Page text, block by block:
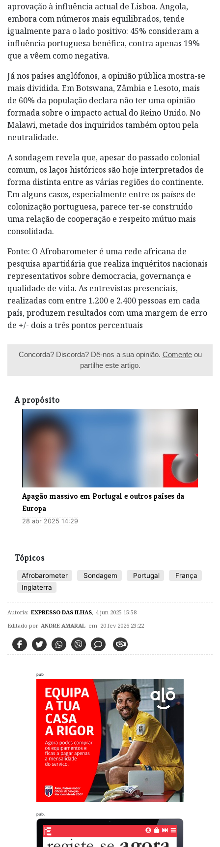
aprovação à influência actual de Lisboa. Angola,
embora com números mais equilibrados, tende
igualmente para o lado positivo: 45% consideram a
influência portuguesa benéfica, contra apenas 19%
que a vêem como negativa.
Já nos países anglófonos, a opinião pública mostra-se
mais dividida. Em Botswana, Zâmbia e Lesoto, mais
de 60% da população declara não ter uma opinião
formada sobre o impacto actual do Reino Unido. No
Malawi, metade dos inquiridos também optou pela
neutralidade.
A sondagem revela que, apesar do passado colonial
comum, os laços históricos são hoje interpretados de
forma distinta entre as várias regiões do continente.
Em alguns casos, especialmente entre os países de
colonização portuguesa, parece ter-se construído
uma relação de cooperação e respeito mútuo mais
consolidada.
Fonte: O Afrobarometer é uma rede africana de
pesquisa apartidária que realiza inquéritos nacionais
representativos sobre democracia, governança e
qualidade de vida. As entrevistas presenciais,
realizadas com entre 1.200 e 2.400 pessoas em cada
país, produzem resultados com uma margem de erro
de +/- dois a três pontos percentuais
Concorda? Discorda? Dê-nos a sua opinião. Comenteou
partilhe este artigo.
A propósito
Apagão massivo em Portugal e outros países da
Europa
28 abr 2025 14:29
Tópicos
Afrobarometer Sondagem Portugal
França
Inglaterra
Autoria: EXPRESSO DAS ILHAS 4 jun 2025 15:58
Editado por ANDRE AMARAL em 20 fev 2026 23:22
pub
pub.